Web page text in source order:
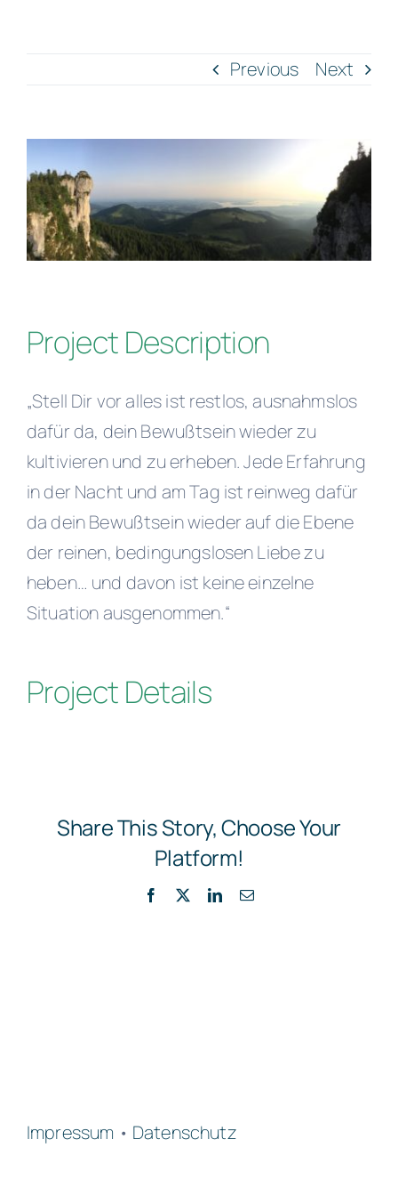
Previous Next
View
Larger
Image
Project Description
„Stell Dir vor alles ist restlos, ausnahmslos
dafür da, dein Bewußtsein wieder zu
kultivieren und zu erheben. Jede Erfahrung
in der Nacht und am Tag ist reinweg dafür
da dein Bewußtsein wieder auf die Ebene
der reinen, bedingungslosen Liebe zu
heben… und davon ist keine einzelne
Situation ausgenommen.“
Project Details
Share This Story, Choose Your
Platform!
Facebook LinkedIn
E-
Impressum • Datenschutz